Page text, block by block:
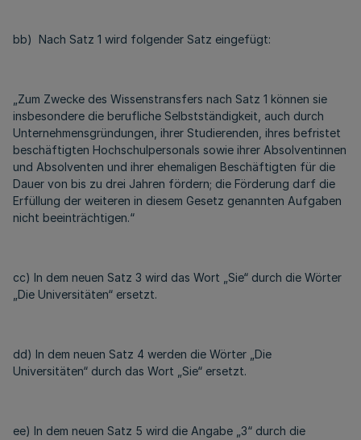
bb) Nach Satz 1 wird folgender Satz eingefügt:
„Zum Zwecke des Wissenstransfers nach Satz 1 können sie
insbesondere die berufliche Selbstständigkeit, auch durch
Unternehmensgründungen, ihrer Studierenden, ihres befristet
beschäftigten Hochschulpersonals sowie ihrer Absolventinnen
und Absolventen und ihrer ehemaligen Beschäftigten für die
Dauer von bis zu drei Jahren fördern; die Förderung darf die
Erfüllung der weiteren in diesem Gesetz genannten Aufgaben
nicht beeinträchtigen.“
cc) In dem neuen Satz 3 wird das Wort „Sie“ durch die Wörter
„Die Universitäten“ ersetzt.
dd) In dem neuen Satz 4 werden die Wörter „Die
Universitäten“ durch das Wort „Sie“ ersetzt.
ee) In dem neuen Satz 5 wird die Angabe „3“ durch die